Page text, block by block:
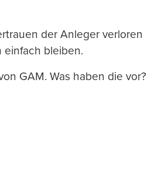
der Anleger verloren
einfach bleiben.
GAM. Was haben die vor?